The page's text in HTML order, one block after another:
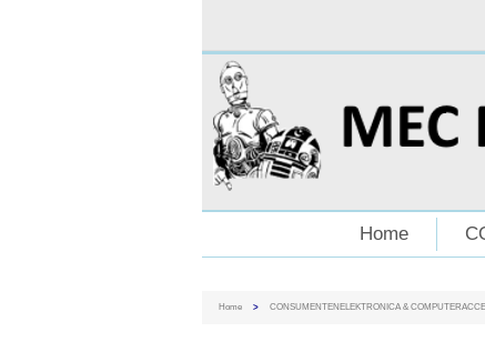
Home
Home > CONSUMENTENELEKTRONICA &